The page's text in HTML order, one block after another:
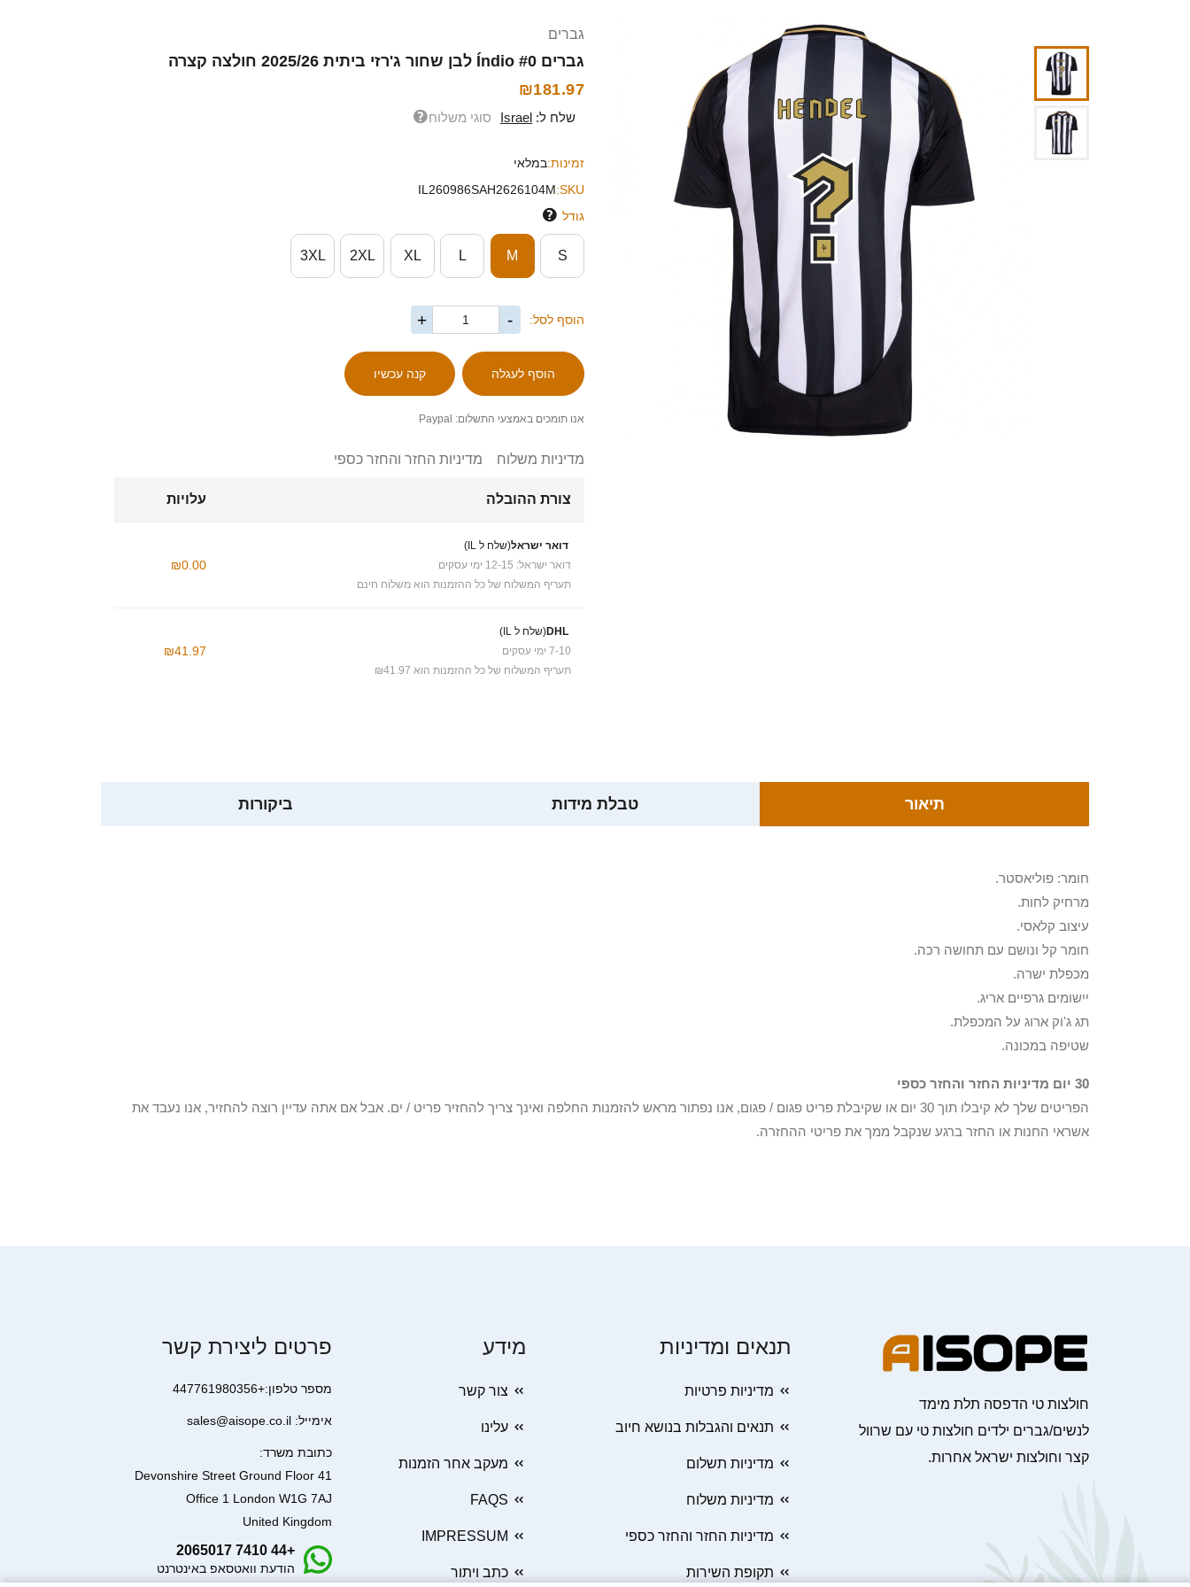
גברים
גברים Índio #0 לבן שחור ג'רזי ביתית 2025/26 חולצה קצרה
₪181.97
שלח ל: Israel סוגי משלוח
זמינות:במלאי
SKU:
IL260986SAH2626104M
גודל
S
M
L
XL
2XL
3XL
הוסף לסל: -
+
אנו תומכים באמצעי התשלום: Paypal
מדיניות משלוח מדיניות החזר והחזר כספי
צורת ההובלה עלויות
דואר ישראל(שלח ל IL)
דואר ישראל: 12-15 ימי עסקים
תעריף המשלוח של כל ההזמנות הוא משלוח חינם
₪0.00
DHL(שלח ל IL)
7-10 ימי עסקים
תעריף המשלוח של כל ההזמנות הוא ₪41.97
₪41.97
תיאור טבלת מידות ביקורות
חומר: פוליאסטר.
מרחיק לחות.
עיצוב קלאסי.
חומר קל ונושם עם תחושה רכה.
מכפלת ישרה.
יישומים גרפיים אריג.
תג ג'וק ארוג על המכפלת.
שטיפה במכונה.
30 יום מדיניות החזר והחזר כספי
הפריטים שלך לא קיבלו תוך 30 יום או שקיבלת פריט פגום / פגום, אנו נפתור מראש להזמנות החלפה ואינך צריך להחזיר פריט / ים. אבל אם אתה עדיין רוצה להחזיר, אנו נעבד את
אשראי החנות או החזר ברגע שנקבל ממך את פריטי ההחזרה.
חולצות טי הדפסה תלת מימד
לנשים/גברים ילדים חולצות טי עם שרוול
קצר וחולצות ישראל אחרות.
תנאים ומדיניות
מדיניות פרטיות
תנאים והגבלות בנושא חיוב
מדיניות תשלום
מדיניות משלוח
מדיניות החזר והחזר כספי
תקופת השירות
מידע
צור קשר
עלינו
מעקב אחר הזמנות
FAQS
IMPRESSUM
כתב ויתור
פרטים ליצירת קשר
מספר טלפון:+447761980356
אימייל: sales@aisope.co.il
כתובת משרד:
41 Devonshire Street Ground Floor
Office 1 London W1G 7AJ
United Kingdom
+44 7410 2065017
הודעת וואטסאפ באינטרנט